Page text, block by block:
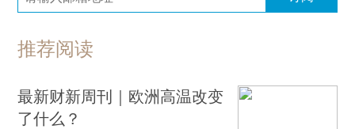
推荐阅读
最新财新周刊｜欧洲高温改变
了什么？